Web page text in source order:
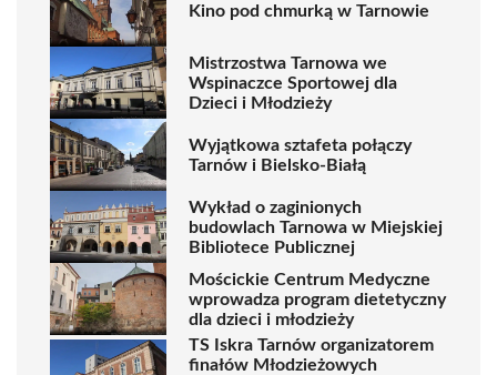
Kino pod chmurką w Tarnowie
Mistrzostwa Tarnowa we
Wspinaczce Sportowej dla
Dzieci i Młodzieży
Wyjątkowa sztafeta połączy
Tarnów i Bielsko-Białą
Wykład o zaginionych
budowlach Tarnowa w Miejskiej
Bibliotece Publicznej
Mościckie Centrum Medyczne
wprowadza program dietetyczny
dla dzieci i młodzieży
TS Iskra Tarnów organizatorem
finałów Młodzieżowych